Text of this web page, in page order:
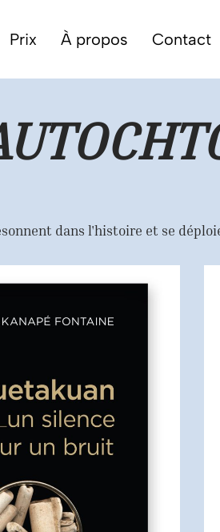
Prix À propos Contact
dans l'histoire et se